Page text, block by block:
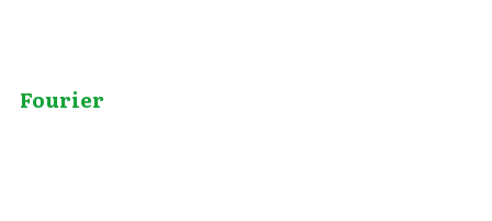
Fourier